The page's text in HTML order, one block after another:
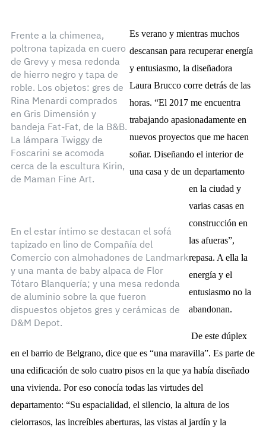
Frente a la chimenea,
poltrona tapizada en cuero
de Grevy y mesa redonda
de hierro negro y tapa de
roble. Los objetos: gres de
Rina Menardi comprados
en Gris Dimensión y
bandeja Fat-Fat, de la B&B.
La lámpara Twiggy de
Foscarini se acomoda
cerca de la escultura Kirin,
de Maman Fine Art.
En el estar íntimo se destacan el sofá
tapizado en lino de Compañía del
Comercio con almohadones de Landmark
y una manta de baby alpaca de Flor
Tótaro Blanquería; y una mesa redonda
de aluminio sobre la que fueron
dispuestos objetos gres y cerámicas de
D&M Depot.
Es verano y mientras muchos
descansan para recuperar energía
y entusiasmo, la diseñadora
Laura Brucco corre detrás de las
horas. “El 2017 me encuentra
trabajando apasionadamente en
nuevos proyectos que me hacen
soñar. Diseñando el interior de
una casa y de un departamento
en la ciudad y
varias casas en
construcción en
las afueras”,
repasa. A ella la
energía y el
entusiasmo no la
abandonan.
De este dúplex
en el barrio de Belgrano, dice que es “una maravilla”. Es parte de
una edificación de solo cuatro pisos en la que ya había diseñado
una vivienda. Por eso conocía todas las virtudes del
departamento: “Su espacialidad, el silencio, la altura de los
cielorrasos, las increíbles aberturas, las vistas al jardín y la